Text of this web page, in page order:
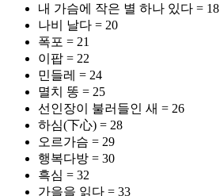
내 가슴에 작은 별 하나 있다 = 18
나비 날다 = 20
폭포 = 21
이팝 = 22
민들레 = 24
멸치 똥 = 25
선인장이 불러들인 새 = 26
하심(下心) = 28
오르가슴 = 29
행복다방 = 30
흑심 = 32
가을을 읽다 = 33